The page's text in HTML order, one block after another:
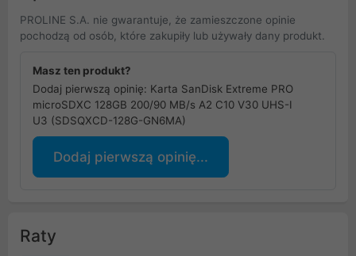
PROLINE S.A. nie gwarantuje, że zamieszczone opinie
pochodzą od osób, które zakupiły lub używały dany produkt.
Masz ten produkt?
Dodaj pierwszą opinię: Karta SanDisk Extreme PRO
microSDXC 128GB 200/90 MB/s A2 C10 V30 UHS-I
U3 (SDSQXCD-128G-GN6MA)
Dodaj pierwszą opinię...
Raty